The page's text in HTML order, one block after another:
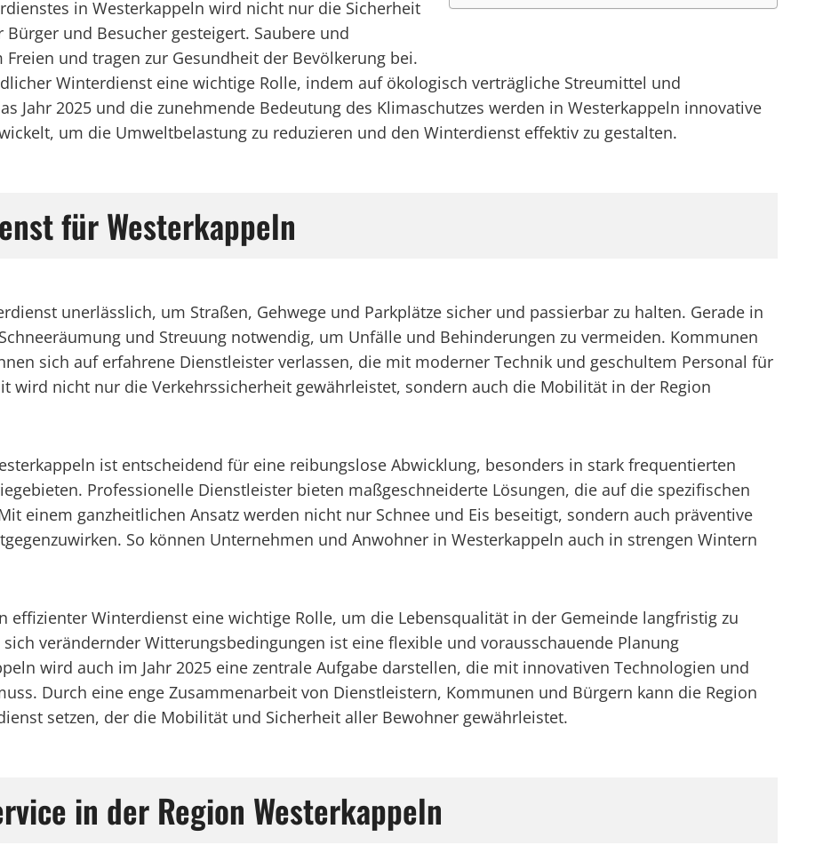
in Westerkappeln wird nicht nur die Sicherheit
und Besucher gesteigert. Saubere und
und tragen zur Gesundheit der Bevölkerung bei.
Winterdienst eine wichtige Rolle, indem auf ökologisch verträgliche Streumittel und
Jahr 2025 und die zunehmende Bedeutung des Klimaschutzes werden in Westerkappeln innovative
um die Umweltbelastung zu reduzieren und den Winterdienst effektiv zu gestalten.
für Westerkappeln
unerlässlich, um Straßen, Gehwege und Parkplätze sicher und passierbar zu halten. Gerade in
und Streuung notwendig, um Unfälle und Behinderungen zu vermeiden. Kommunen
sich auf erfahrene Dienstleister verlassen, die mit moderner Technik und geschultem Personal für
wird nicht nur die Verkehrssicherheit gewährleistet, sondern auch die Mobilität in der Region
ist entscheidend für eine reibungslose Abwicklung, besonders in stark frequentierten
Professionelle Dienstleister bieten maßgeschneiderte Lösungen, die auf die spezifischen
einem ganzheitlichen Ansatz werden nicht nur Schnee und Eis beseitigt, sondern auch präventive
So können Unternehmen und Anwohner in Westerkappeln auch in strengen Wintern
effizienter Winterdienst eine wichtige Rolle, um die Lebensqualität in der Gemeinde langfristig zu
verändernder Witterungsbedingungen ist eine flexible und vorausschauende Planung
wird auch im Jahr 2025 eine zentrale Aufgabe darstellen, die mit innovativen Technologien und
Durch eine enge Zusammenarbeit von Dienstleistern, Kommunen und Bürgern kann die Region
setzen, der die Mobilität und Sicherheit aller Bewohner gewährleistet.
in der Region Westerkappeln